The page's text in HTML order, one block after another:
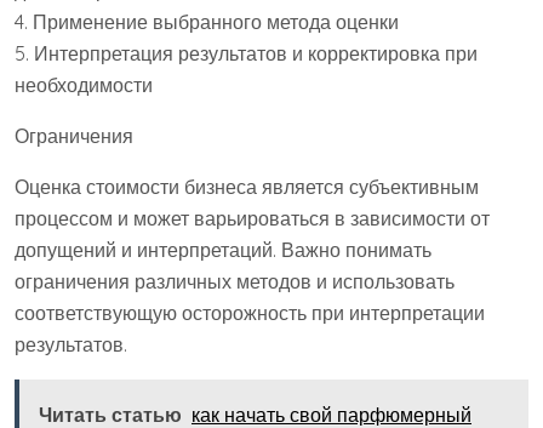
4. Применение выбранного метода оценки
5. Интерпретация результатов и корректировка при
необходимости
Ограничения
Оценка стоимости бизнеса является субъективным
процессом и может варьироваться в зависимости от
допущений и интерпретаций. Важно понимать
ограничения различных методов и использовать
соответствующую осторожность при интерпретации
результатов.
Читать статью как начать свой парфюмерный